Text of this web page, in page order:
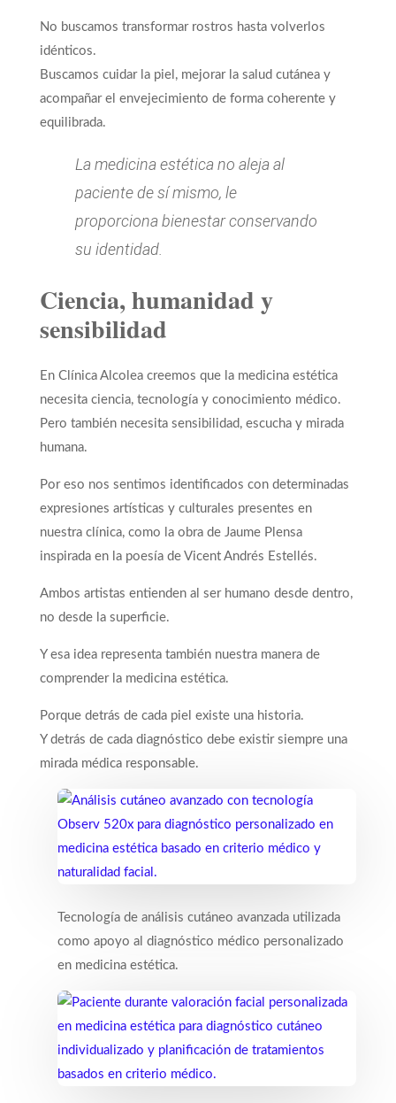
No buscamos transformar rostros hasta volverlos
idénticos.
Buscamos cuidar la piel, mejorar la salud cutánea y
acompañar el envejecimiento de forma coherente y
equilibrada.
La medicina estética no aleja al
paciente de sí mismo, le
proporciona bienestar conservando
su identidad.
Ciencia, humanidad y
sensibilidad
En Clínica Alcolea creemos que la medicina estética
necesita ciencia, tecnología y conocimiento médico.
Pero también necesita sensibilidad, escucha y mirada
humana.
Por eso nos sentimos identificados con determinadas
expresiones artísticas y culturales presentes en
nuestra clínica, como la obra de Jaume Plensa
inspirada en la poesía de Vicent Andrés Estellés.
Ambos artistas entienden al ser humano desde dentro,
no desde la superficie.
Y esa idea representa también nuestra manera de
comprender la medicina estética.
Porque detrás de cada piel existe una historia.
Y detrás de cada diagnóstico debe existir siempre una
mirada médica responsable.
Tecnología de análisis cutáneo avanzada utilizada
como apoyo al diagnóstico médico personalizado
en medicina estética.